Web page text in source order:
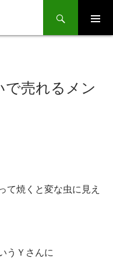
で売れるメン
て焼くと変な虫に見え
うＹさんに